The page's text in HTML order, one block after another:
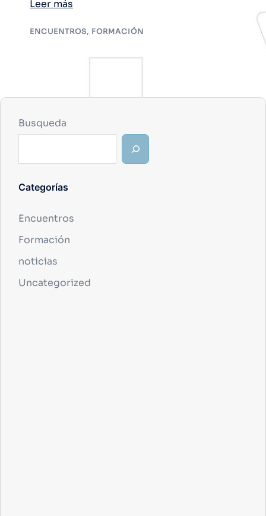
Leer más
ENCUENTROS, FORMACIÓN
Busqueda
Categorías
Encuentros
Formación
noticias
Uncategorized